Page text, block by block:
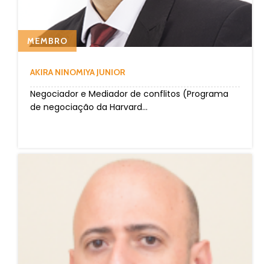
MEMBRO
AKIRA NINOMIYA JUNIOR
Negociador e Mediador de conflitos (Programa
de negociação da Harvard...